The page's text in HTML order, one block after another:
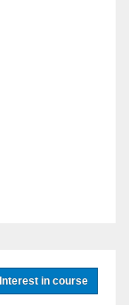
Interest in course